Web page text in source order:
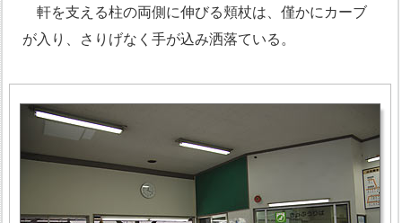
軒を支える柱の両側に伸びる頬杖は、僅かにカーブ
が入り、さりげなく手が込み洒落ている。